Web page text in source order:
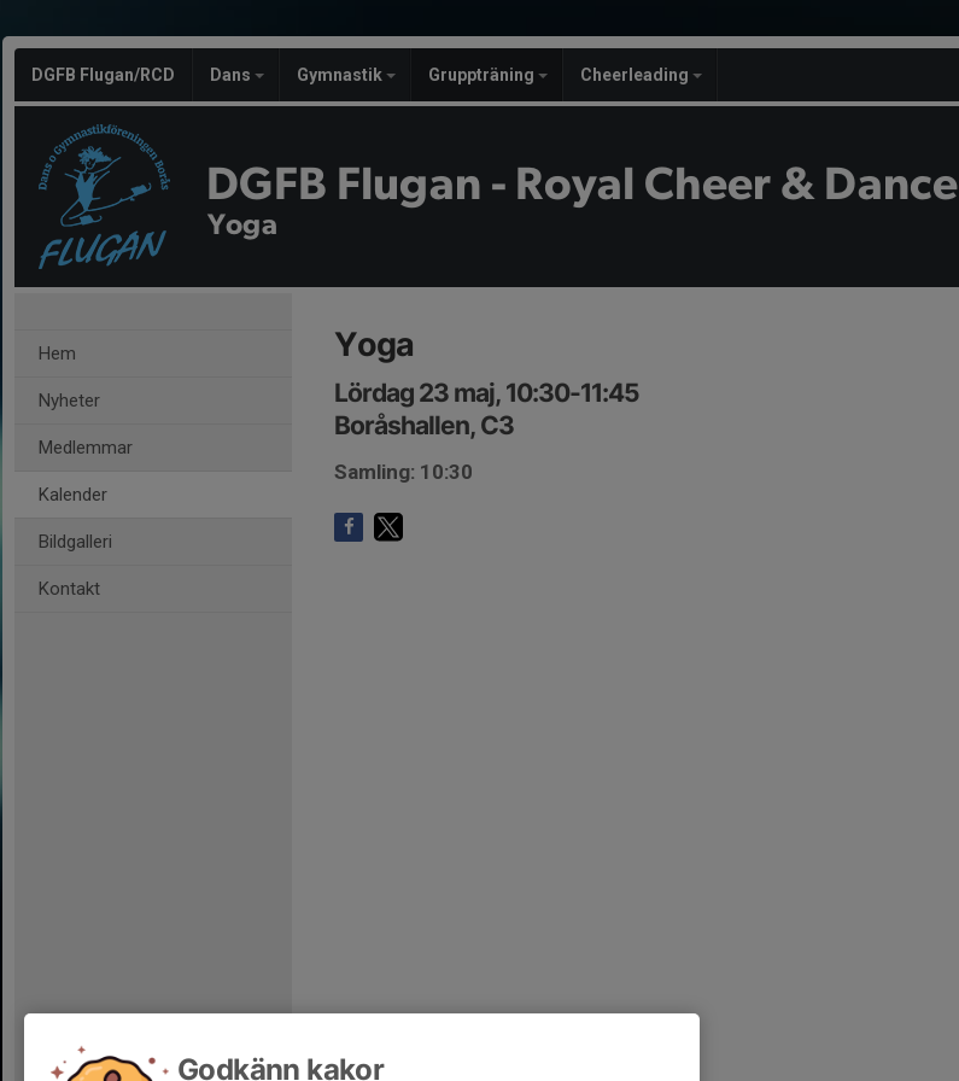
DGFB Flugan/RCD Dans Gymnastik Gruppträning Cheerleading
DGFB Flugan - Royal Cheer & Dance
Yoga
Hem
Nyheter
Medlemmar
Kalender
Bildgalleri
Kontakt
Yoga
Lördag 23 maj, 10:30-11:45
Boråshallen, C3
Samling: 10:30
Godkänn kakor